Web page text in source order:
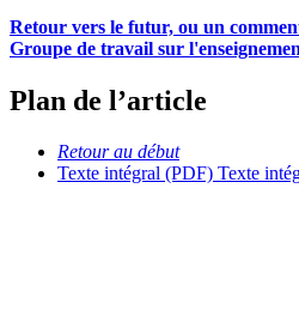
Retour vers le futur, ou un
Groupe de travail sur
Plan de l’article
Retour au début
Texte intégral (PDF) Texte